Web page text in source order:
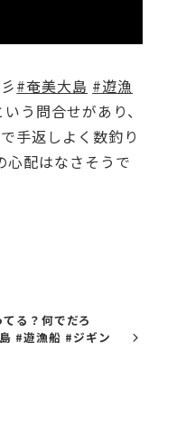
#奄美大島 #遊漁
う問合せがあり、
手返しよく数釣り
心配はなさそうで
る？何でだろ
#遊漁船 #ジギン